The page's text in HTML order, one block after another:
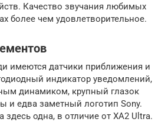
Качество звучания любимых
более чем удовлетворительное.
имеются датчики приближения и
индикатор уведомлений,
динамиком, крупный глазок
и едва заметный логотип Sony.
здесь одна, в отличие от XA2 Ultra.